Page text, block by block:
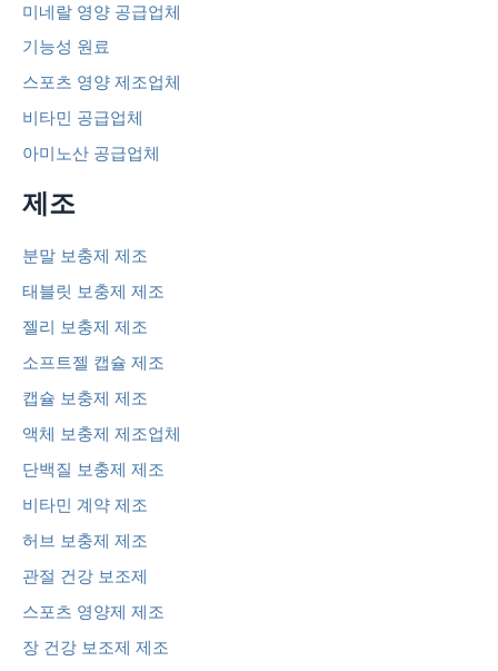
미네랄 영양 공급업체
기능성 원료
스포츠 영양 제조업체
비타민 공급업체
아미노산 공급업체
제조
분말 보충제 제조
태블릿 보충제 제조
젤리 보충제 제조
소프트젤 캡슐 제조
캡슐 보충제 제조
액체 보충제 제조업체
단백질 보충제 제조
비타민 계약 제조
허브 보충제 제조
관절 건강 보조제
스포츠 영양제 제조
장 건강 보조제 제조